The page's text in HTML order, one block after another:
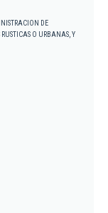
DE
O URBANAS, Y